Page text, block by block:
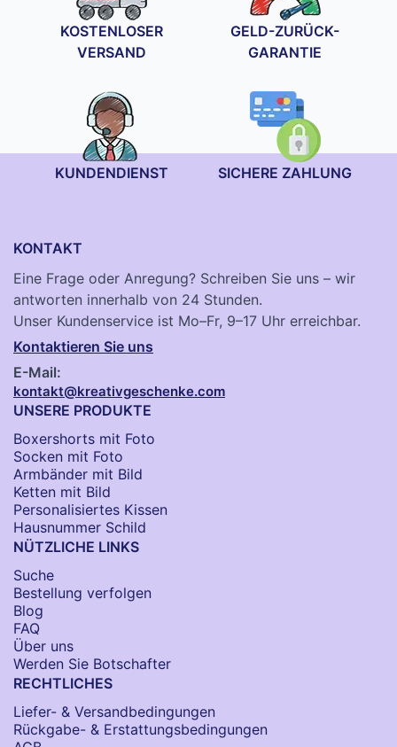
KOSTENLOSER
VERSAND
GELD-ZURÜCK-
GARANTIE
KUNDENDIENST SICHERE ZAHLUNG
KONTAKT
Eine Frage oder Anregung? Schreiben Sie uns – wir
antworten innerhalb von 24 Stunden.
Unser Kundenservice ist Mo–Fr, 9–17 Uhr erreichbar.
Kontaktieren Sie uns
E-Mail:
kontakt@kreativgeschenke.com
UNSERE PRODUKTE
Boxershorts mit Foto
Socken​ mit Foto
Armbänder mit Bild​
Ketten mit Bild
Personalisiertes Kissen
Hausnummer Schild
NÜTZLICHE LINKS
Suche
Bestellung verfolgen
Blog
FAQ
Über uns
Werden Sie Botschafter
RECHTLICHES
Liefer- & Versandbedingungen
Rückgabe- & Erstattungsbedingungen